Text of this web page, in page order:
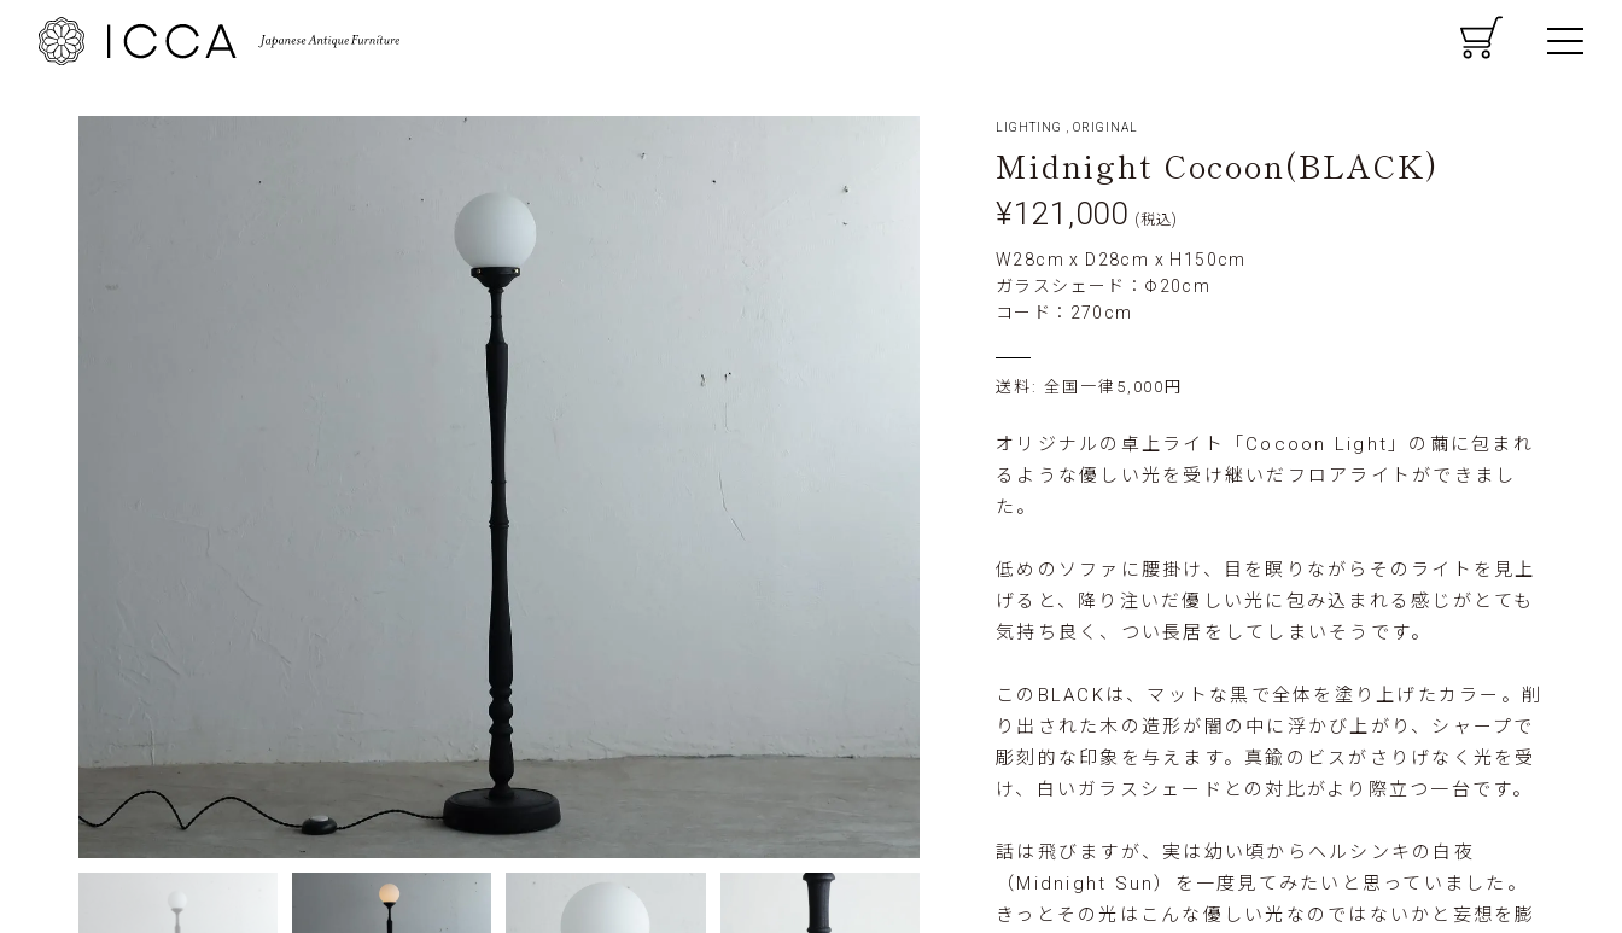
CART MENU
LIGHTING ,ORIGINAL
Midnight Cocoon(BLACK)
¥121,000 (税込)
W28cm x D28cm x H150cm
ガラスシェード：Φ20cm
コード：270cm
送料: 全国一律5,000円
オリジナルの卓上ライト「Cocoon Light」の繭に包まれ
るような優しい光を受け継いだフロアライトができまし
た。
低めのソファに腰掛け、目を瞑りながらそのライトを見上
げると、降り注いだ優しい光に包み込まれる感じがとても
気持ち良く、つい長居をしてしまいそうです。
このBLACKは、マットな黒で全体を塗り上げたカラー。削
り出された木の造形が闇の中に浮かび上がり、シャープで
彫刻的な印象を与えます。真鍮のビスがさりげなく光を受
け、白いガラスシェードとの対比がより際立つ一台です。
話は飛びますが、実は幼い頃からヘルシンキの白夜
（Midnight Sun）を一度見てみたいと思っていました。
きっとその光はこんな優しい光なのではないかと妄想を膨